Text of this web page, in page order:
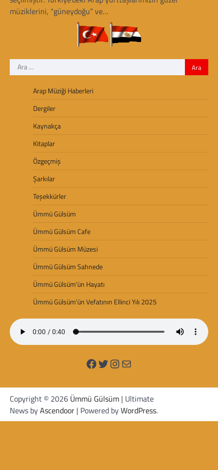
müziklerini, “güneydoğu” ve…
Arama:
Arap Müziği Haberleri
Dergiler
Kaynakça
Kitaplar
Özgeçmiş
Şarkılar
Teşekkürler
Ümmü Gülsüm
Ümmü Gülsüm Cafe
Ümmü Gülsüm Müzesi
Ümmü Gülsüm Sahnede
Ümmü Gülsüm'ün Hayatı
Ümmü Gülsüm'ün Vefatının Ellinci Yılı 2025
Facebook
Twitter
Instagram
Mail
Copyright © 2026 Ümmü Gülsüm | Ultimate
News byAscendoor | Powered byWordPress.